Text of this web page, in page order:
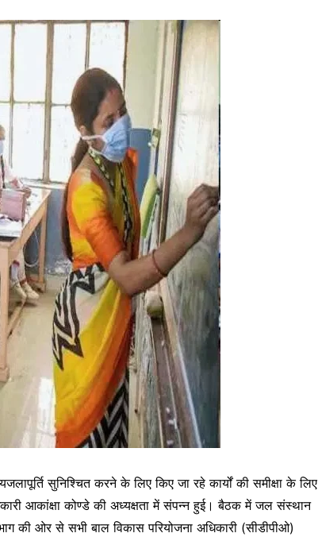
सुनिश्चित करने के लिए किए जा रहे कार्यों की समीक्षा के लिए
आकांक्षा कोण्डे की अध्यक्षता में संपन्न हुई। बैठक में जल संस्थान
की ओर से सभी बाल विकास परियोजना अधिकारी (सीडीपीओ)